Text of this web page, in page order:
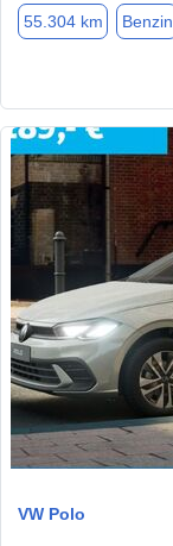
55.304 km Benzin
VW Polo